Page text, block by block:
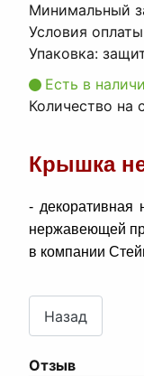
Минимальный
Условия оплаты
Упаковка:
Есть в
Количество на
Крышка
-
нержавеющей
в компании
Отзыв